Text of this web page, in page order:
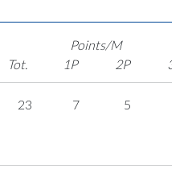
Points/M
Tot.
1P 2P 3P
23 7 5